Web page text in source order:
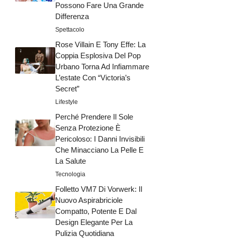
Possono Fare Una Grande
Differenza
Spettacolo
Rose Villain E Tony Effe: La
Coppia Esplosiva Del Pop
Urbano Torna Ad Infiammare
L’estate Con “Victoria’s
Secret”
Lifestyle
Perché Prendere Il Sole
Senza Protezione È
Pericoloso: I Danni Invisibili
Che Minacciano La Pelle E
La Salute
Tecnologia
Folletto VM7 Di Vorwerk: Il
Nuovo Aspirabriciole
Compatto, Potente E Dal
Design Elegante Per La
Pulizia Quotidiana